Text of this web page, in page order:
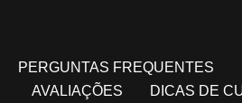
PERGUNTAS FREQUENTES
AVALIAÇÕES
DICAS DE